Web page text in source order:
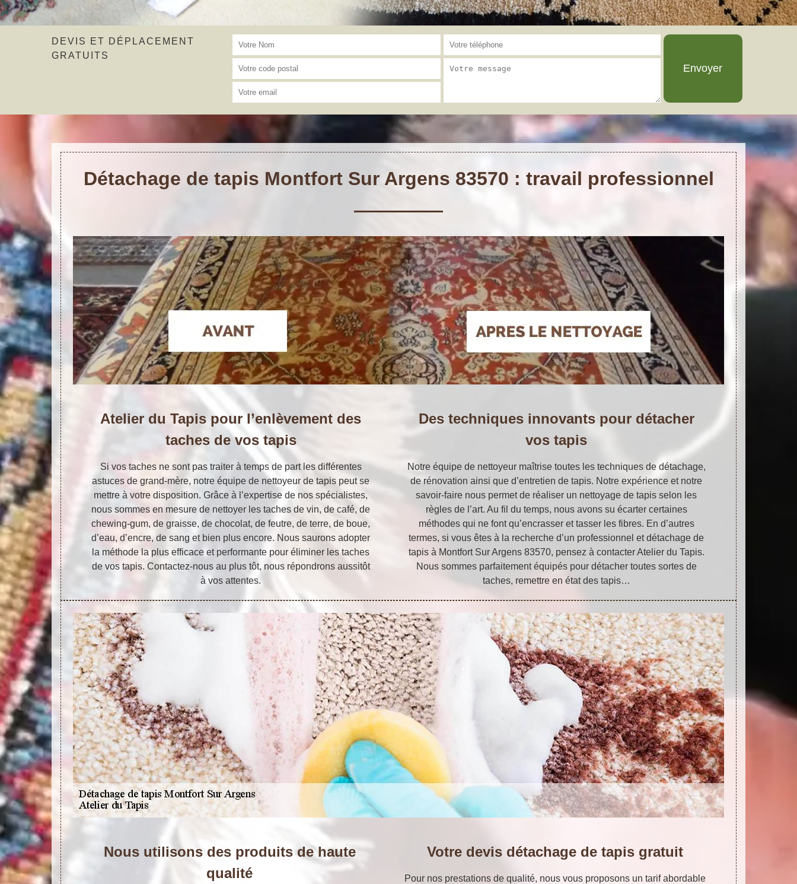
DEVIS ET DÉPLACEMENT
GRATUITS
Détachage de tapis Montfort Sur Argens 83570 : travail professionnel
Atelier du Tapis pour l’enlèvement des
taches de vos tapis
Si vos taches ne sont pas traiter à temps de part les différentes
astuces de grand-mère, notre équipe de nettoyeur de tapis peut se
mettre à votre disposition. Grâce à l’expertise de nos spécialistes,
nous sommes en mesure de nettoyer les taches de vin, de café, de
chewing-gum, de graisse, de chocolat, de feutre, de terre, de boue,
d’eau, d’encre, de sang et bien plus encore. Nous saurons adopter
la méthode la plus efficace et performante pour éliminer les taches
de vos tapis. Contactez-nous au plus tôt, nous répondrons aussitôt
à vos attentes.
Des techniques innovants pour détacher
vos tapis
Notre équipe de nettoyeur maîtrise toutes les techniques de détachage,
de rénovation ainsi que d’entretien de tapis. Notre expérience et notre
savoir-faire nous permet de réaliser un nettoyage de tapis selon les
règles de l’art. Au fil du temps, nous avons su écarter certaines
méthodes qui ne font qu’encrasser et tasser les fibres. En d’autres
termes, si vous êtes à la recherche d’un professionnel et détachage de
tapis à Montfort Sur Argens 83570, pensez à contacter Atelier du Tapis.
Nous sommes parfaitement équipés pour détacher toutes sortes de
taches, remettre en état des tapis…
Nous utilisons des produits de haute
qualité
Votre devis détachage de tapis gratuit
Pour nos prestations de qualité, nous vous proposons un tarif abordable